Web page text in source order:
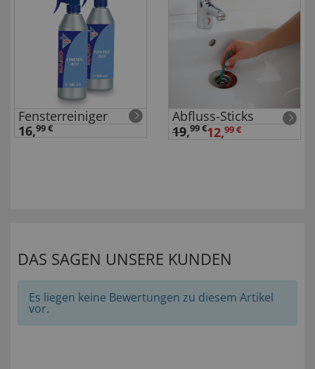
Fensterreiniger
16,99 €
Abfluss-Sticks
19,99 €12,99 €
DAS SAGEN UNSERE KUNDEN
Es liegen keine Bewertungen zu diesem Artikel
vor.